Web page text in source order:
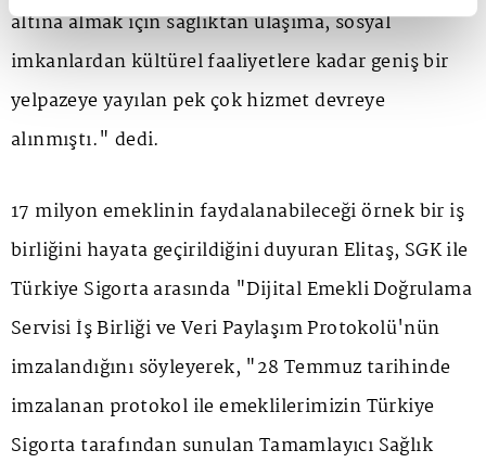
altına almak için sağlıktan ulaşıma, sosyal
imkanlardan kültürel faaliyetlere kadar geniş bir
yelpazeye yayılan pek çok hizmet devreye
alınmıştı." dedi.
17 milyon emeklinin faydalanabileceği örnek bir iş
birliğini hayata geçirildiğini duyuran Elitaş, SGK ile
Türkiye Sigorta arasında "Dijital Emekli Doğrulama
Servisi İş Birliği ve Veri Paylaşım Protokolü'nün
imzalandığını söyleyerek, "28 Temmuz tarihinde
imzalanan protokol ile emeklilerimizin Türkiye
Sigorta tarafından sunulan Tamamlayıcı Sağlık